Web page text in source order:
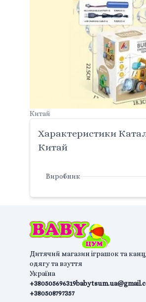
Китай
Характеристики
Китай
Виробник
Дитячий магазин іграшок та
одягу та взуття
Україна
+380505696319
+380508797357